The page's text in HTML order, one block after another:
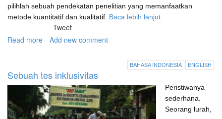
pilihlah sebuah pendekatan penelitian yang memanfaatkan
metode kuantitatif dan kualitatif. Baca lebih lanjut.
Tweet
Read more about
di
Johar
Baru,
Jakarta
Add new comment
BAHASA INDONESIA ENGLISH
Sebuah tes inklusivitas
Peristiwanya
sederhana.
Seorang lurah,